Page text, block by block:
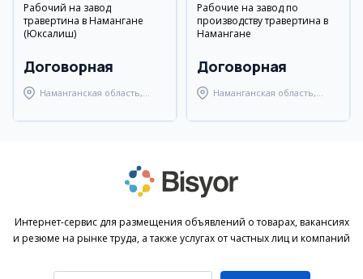
Рабочий на завод
травертина в Намангане
(Юксалиш)
Договорная
Наманганская область,
Рабочие на завод по
производству травертина в
Намангане
Договорная
Наманганская область,
Интернет-сервис для размещения объявлений о товарах, вакансиях
и резюме на рынке труда, а также услугах от частных лиц и компаний